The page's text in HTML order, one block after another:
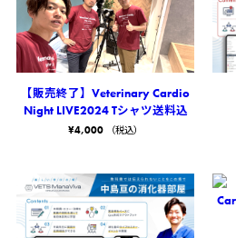
【販売終了】Veterinary Cardio
Night LIVE2024 Tシャツ送料込
¥4,000 （税込）